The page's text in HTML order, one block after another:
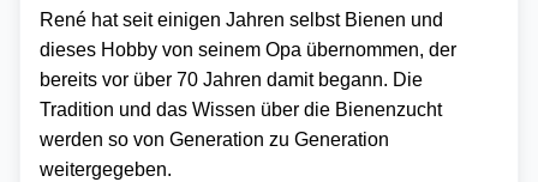
René hat seit einigen Jahren selbst Bienen und
dieses Hobby von seinem Opa übernommen, der
bereits vor über 70 Jahren damit begann. Die
Tradition und das Wissen über die Bienenzucht
werden so von Generation zu Generation
weitergegeben.